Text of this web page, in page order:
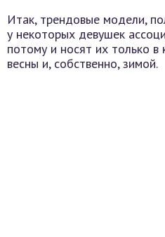
Итак, трендовые модели,
у некоторых девушек
потому и носят их только в
весны и, собственно, зимой.